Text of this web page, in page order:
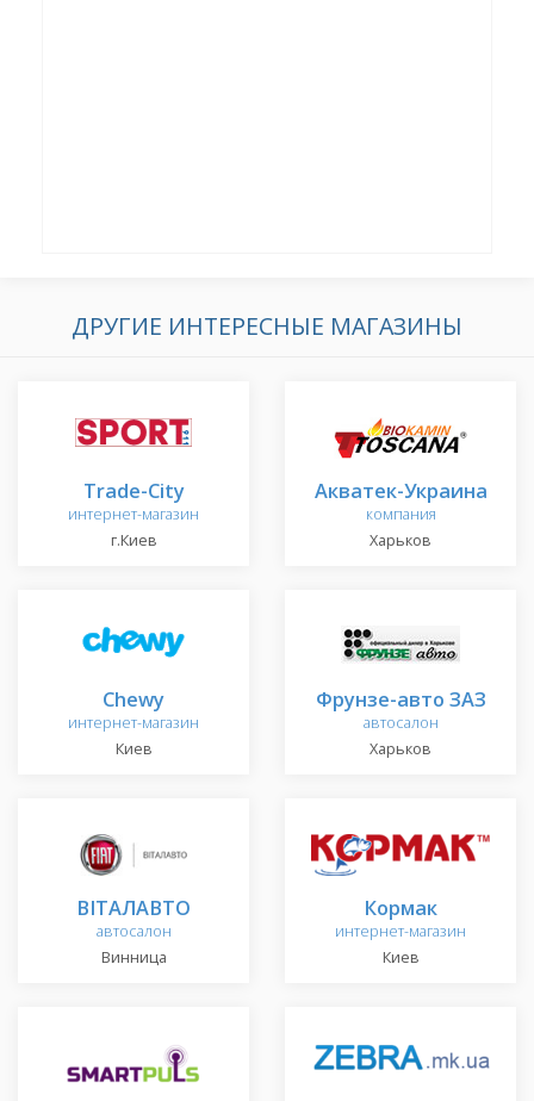
ДРУГИЕ ИНТЕРЕСНЫЕ МАГАЗИНЫ
Trade-City
интернет-магазин
г.Киев
Акватек-Украина
компания
Харьков
Chewy
интернет-магазин
Киев
Фрунзе-авто ЗАЗ
автосалон
Харьков
ВІТАЛАВТО
автосалон
Винница
Кормак
интернет-магазин
Киев